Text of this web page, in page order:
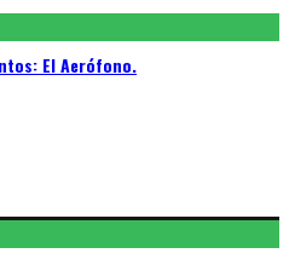
El Aerófono.